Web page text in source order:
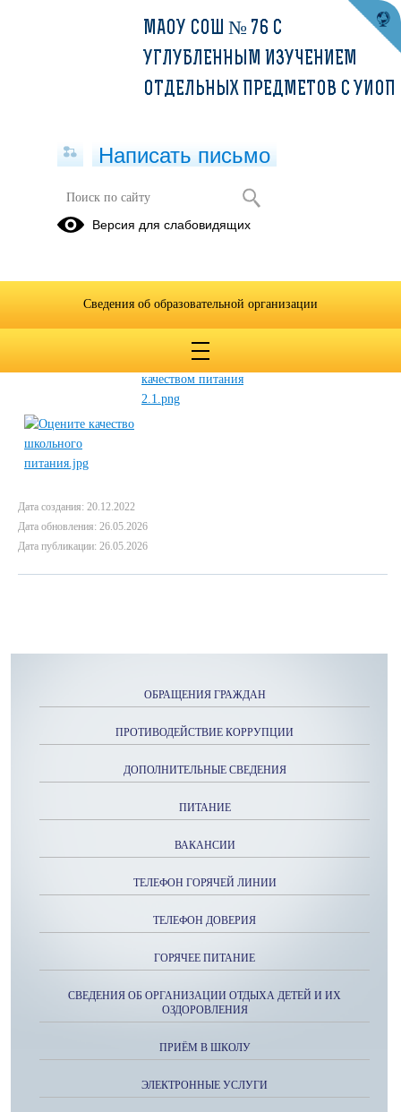
Проект «Народный ревизорро»
Ссылка на официальный сайт проекта «Народный
ревизорро»https://revizorro.onf.ru/
Дата создания: 20.12.2022
Дата обновления: 26.05.2026
Дата публикации: 26.05.2026
ОБРАЩЕНИЯ ГРАЖДАН
ПРОТИВОДЕЙСТВИЕ КОРРУПЦИИ
ДОПОЛНИТЕЛЬНЫЕ СВЕДЕНИЯ
ПИТАНИЕ
ВАКАНСИИ
ТЕЛЕФОН ГОРЯЧЕЙ ЛИНИИ
ТЕЛЕФОН ДОВЕРИЯ
ГОРЯЧЕЕ ПИТАНИЕ
СВЕДЕНИЯ ОБ ОРГАНИЗАЦИИ ОТДЫХА ДЕТЕЙ И ИХ
ОЗДОРОВЛЕНИЯ
ПРИЁМ В ШКОЛУ
ЭЛЕКТРОННЫЕ УСЛУГИ
МАОУ СОШ № 76 С
УГЛУБЛЕННЫМ ИЗУЧЕНИЕМ
ОТДЕЛЬНЫХ ПРЕДМЕТОВ С УИОП
Написать письмо
Версия для слабовидящих
Сведения об образовательной организации